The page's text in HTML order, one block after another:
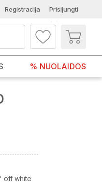
Registracija Prisijungti
% NUOLAIDOS
off white